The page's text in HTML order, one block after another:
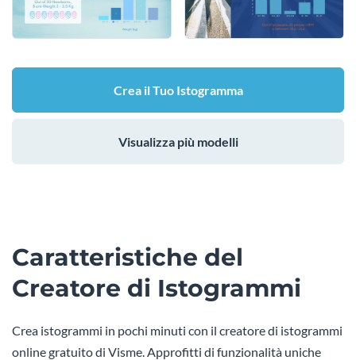
Crea il Tuo Istogramma
Visualizza più modelli
Caratteristiche del
Creatore di Istogrammi
Crea istogrammi in pochi minuti con il creatore di istogrammi
online gratuito di Visme. Approfitti di funzionalità uniche